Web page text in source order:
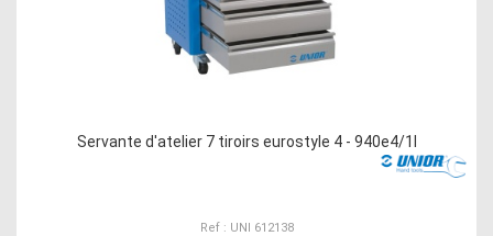
Servante d'atelier 7 tiroirs eurostyle 4 - 940e4/1l
Ref : UNI 612138